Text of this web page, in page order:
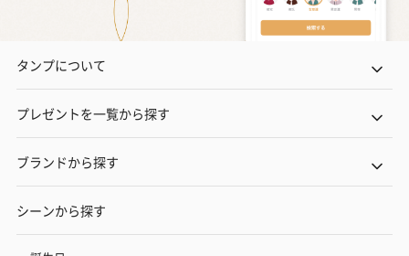
タンプについて
プレゼントを一覧から探す
ブランドから探す
シーンから探す